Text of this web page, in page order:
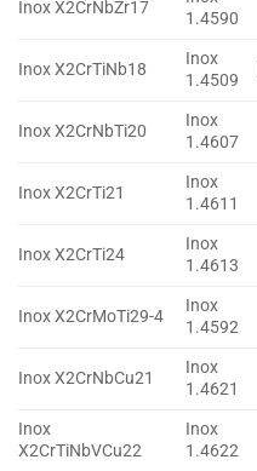
Inox X2CrNbZr17
1.4590
Inox X2CrTiNb18
Inox
1.4509
Inox X2CrNbTi20
Inox
1.4607
Inox X2CrTi21
Inox
1.4611
Inox X2CrTi24
Inox
1.4613
Inox X2CrMoTi29-4
Inox
1.4592
Inox X2CrNbCu21
Inox
1.4621
Inox
X2CrTiNbVCu22
Inox
1.4622